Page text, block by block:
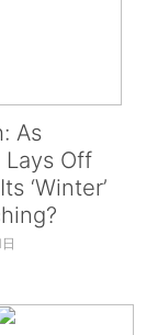
As
Off
‘Winter’